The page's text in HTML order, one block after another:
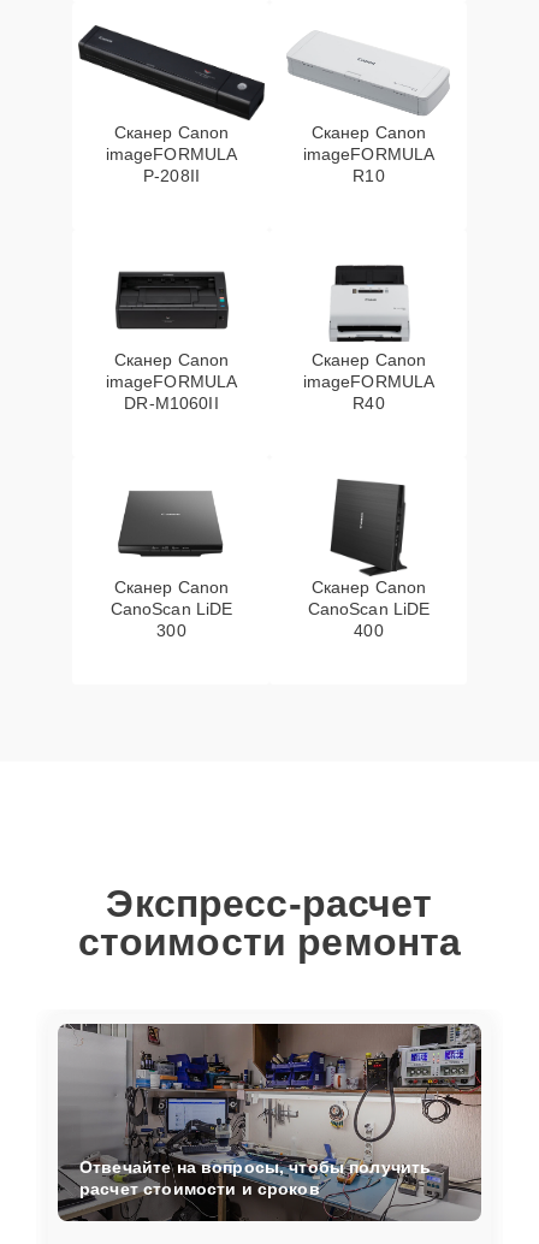
Сканер Canon
imageFORMULA
P‑208II
Сканер Canon
imageFORMULA
R10
Сканер Canon
imageFORMULA
DR‑M1060II
Сканер Canon
imageFORMULA
R40
Сканер Canon
CanoScan LiDE
300
Сканер Canon
CanoScan LiDE
400
Экспресс-расчет
стоимости ремонта
Отвечайте на вопросы, чтобы получить
расчет стоимости и сроков